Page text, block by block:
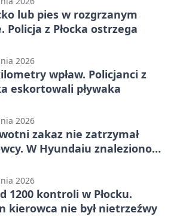
lub pies w rozgrzanym
Policja z Płocka ostrzega
2026
wpław. Policjanci z
eskortowali pływaka
2026
zakaz nie zatrzymał
W Hyundaiu znaleziono
2026
1200 kontroli w Płocku.
kierowca nie był nietrzeźwy